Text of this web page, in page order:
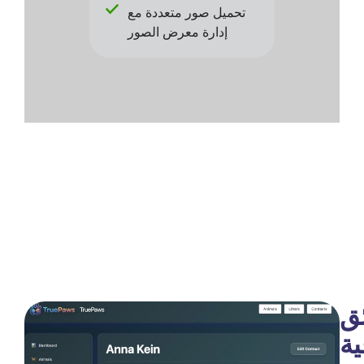
تحميل صور متعددة مع
إدارة معرض الصور